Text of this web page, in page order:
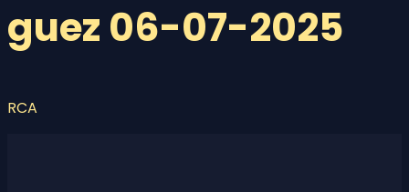
guez 06-07-2025
RCA